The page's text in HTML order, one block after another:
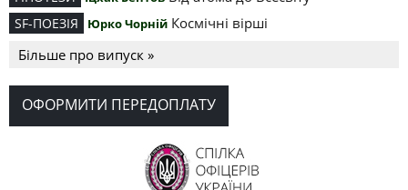
SF-ПОЕЗІЯ Юрко Чорній Космічні вірші
Більше про випуск »
ОФОРМИТИ ПЕРЕДОПЛАТУ